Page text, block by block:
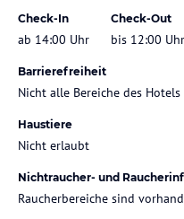
Check-In
ab 14:00 Uhr
Check-Out
bis 12:00 Uhr
Barrierefreiheit
Nicht alle Bereiche des
Haustiere
Nicht erlaubt
Nichtraucher- und
Raucherbereiche sind